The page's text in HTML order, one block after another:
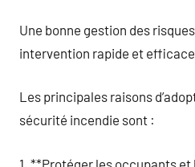
Une bonne gestion des
intervention rapide et
Les principales raisons
sécurité incendie sont :
1. **Protéger les occupants et